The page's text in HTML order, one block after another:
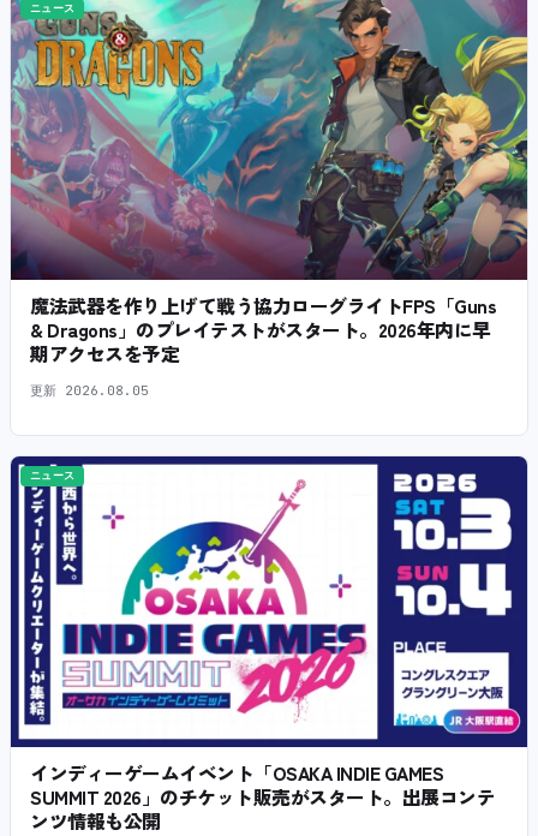
ニュース
魔法武器を作り上げて戦う協力ローグライトFPS「Guns
& Dragons」のプレイテストがスタート。2026年内に早
期アクセスを予定
更新 2026.08.05
ニュース
インディーゲームイベント「OSAKA INDIE GAMES
SUMMIT 2026」のチケット販売がスタート。出展コンテ
ンツ情報も公開